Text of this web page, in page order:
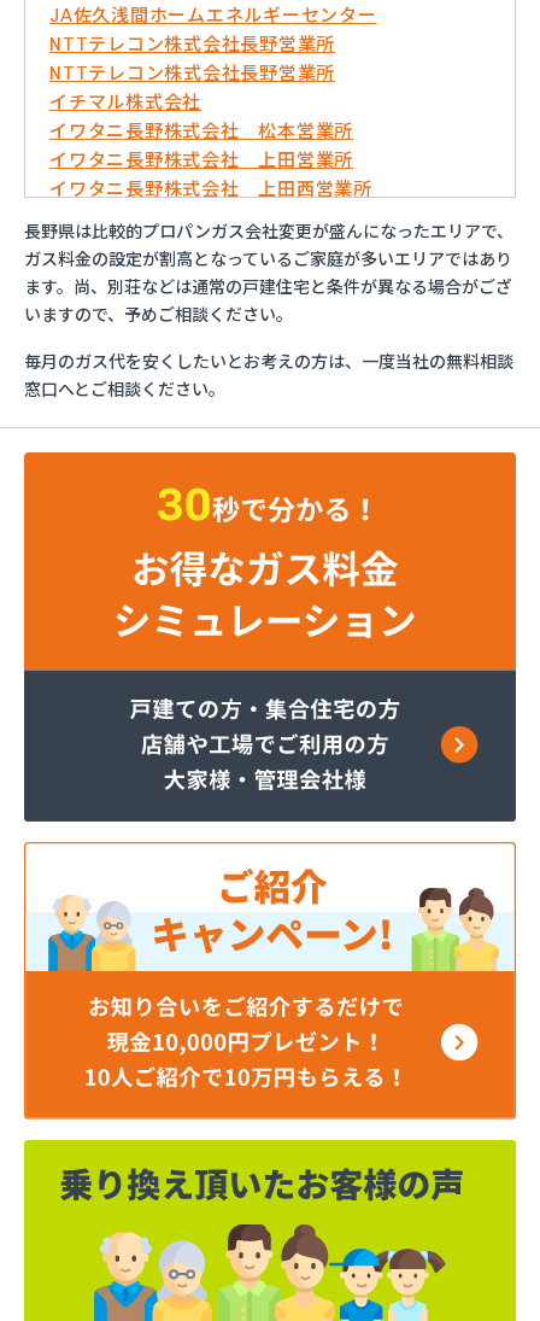
JA佐久浅間ホームエネルギーセンター
NTTテレコン株式会社長野営業所
NTTテレコン株式会社長野営業所
イチマル株式会社
イワタニ長野株式会社 松本営業所
イワタニ長野株式会社 上田営業所
イワタニ長野株式会社 上田西営業所
イワタニ長野株式会社 佐久営業所
イワタニ長野株式会社 長野営業所
エッソ・ガスセンター長野
ガスネット佐久
サンリン株式会社
サンリン株式会社 松本オートガススタンド
サンリン株式会社 長野南支店
サンリン株式会社 松本支店
ミヤバラガス株式会社
伊丹産業株式会社 長野工場
伊丹産業株式会社 千曲営業所
一之瀬電器瓦斯サービス
岡谷酸素株式会社 佐久営業所
岡谷酸素株式会社 松本営業所
岡谷酸素株式会社 長野営業所
貝印石油株式会社 長野支店
株式会社エナジー内山
株式会社カワネン 本社・ガス事業部
株式会社クレックス 長野営業所
株式会社サイサン 佐久営業所
株式会社サイサン 千曲営業所
株式会社サイサン 長野支店
株式会社サイサン 東御営業所
株式会社セリタ
株式会社セリタ 上田営業所
株式会社タカサワ長野営業所LPG
株式会社ホームエネルギー長野 長野センター
株式会社リビック長野
株式会社叶屋
株式会社高木屋プロパン部
長野県は比較的プロパンガス会社変更が盛んになったエリアで、
ガス料金の設定が割高となっているご家庭が多いエリアではあり
ます。尚、別荘などは通常の戸建住宅と条件が異なる場合がござ
いますので、予めご相談ください。
毎月のガス代を安くしたいとお考えの方は、一度当社の無料相談
窓口へとご相談ください。